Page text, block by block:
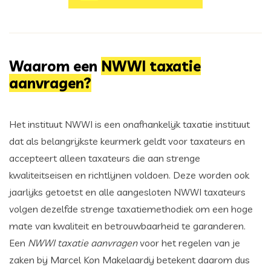
Waarom een NWWI taxatie
aanvragen?
Het instituut NWWI is een onafhankelijk taxatie instituut
dat als belangrijkste keurmerk geldt voor taxateurs en
accepteert alleen taxateurs die aan strenge
kwaliteitseisen en richtlijnen voldoen. Deze worden ook
jaarlijks getoetst en alle aangesloten NWWI taxateurs
volgen dezelfde strenge taxatiemethodiek om een hoge
mate van kwaliteit en betrouwbaarheid te garanderen.
Een NWWI taxatie aanvragenvoor het regelen van je
zaken bij Marcel Kon Makelaardij betekent daarom dus